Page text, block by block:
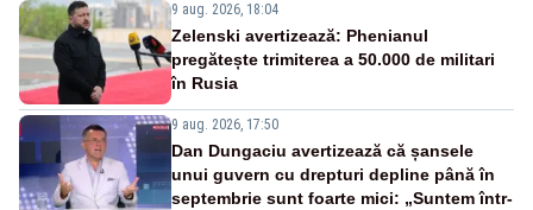
9 aug. 2026, 18:04
Zelenski avertizează: Phenianul
pregătește trimiterea a 50.000 de militari
în Rusia
9 aug. 2026, 17:50
Dan Dungaciu avertizează că șansele
unui guvern cu drepturi depline până în
septembrie sunt foarte mici: „Suntem într-